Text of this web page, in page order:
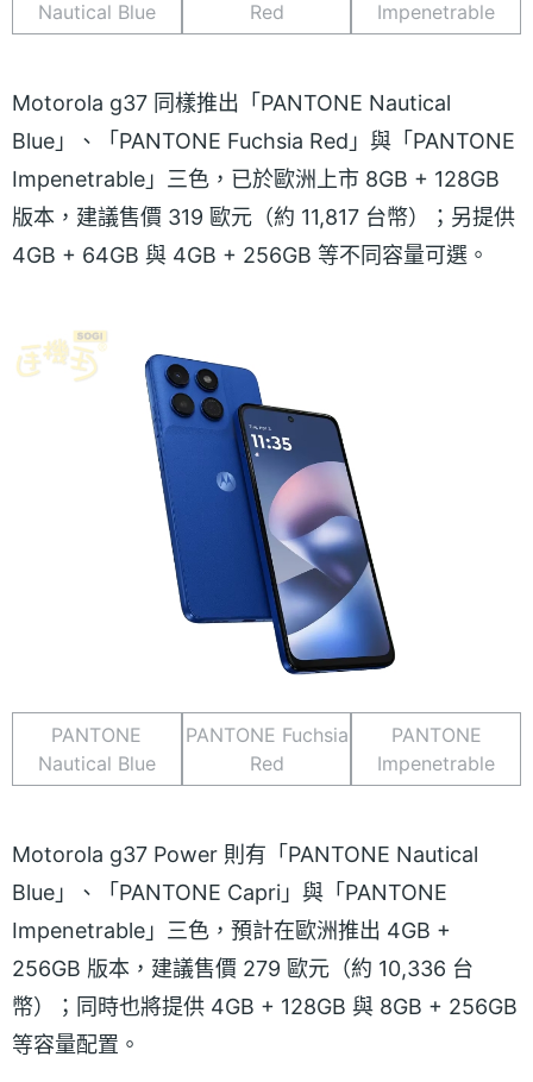
Nautical Blue Red Impenetrable
Motorola g37 同樣推出「PANTONE Nautical
Blue」、「PANTONE Fuchsia Red」與「PANTONE
Impenetrable」三色，已於歐洲上市 8GB + 128GB
版本，建議售價 319 歐元（約 11,817 台幣）；另提供
4GB + 64GB 與 4GB + 256GB 等不同容量可選。
PANTONE
Nautical Blue
PANTONE Fuchsia
Red
PANTONE
Impenetrable
Motorola g37 Power 則有「PANTONE Nautical
Blue」、「PANTONE Capri」與「PANTONE
Impenetrable」三色，預計在歐洲推出 4GB +
256GB 版本，建議售價 279 歐元（約 10,336 台
幣）；同時也將提供 4GB + 128GB 與 8GB + 256GB
等容量配置。